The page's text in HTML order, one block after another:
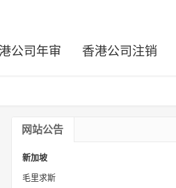
公司年审 香港公司注销
网站公告
新加坡
毛里求斯